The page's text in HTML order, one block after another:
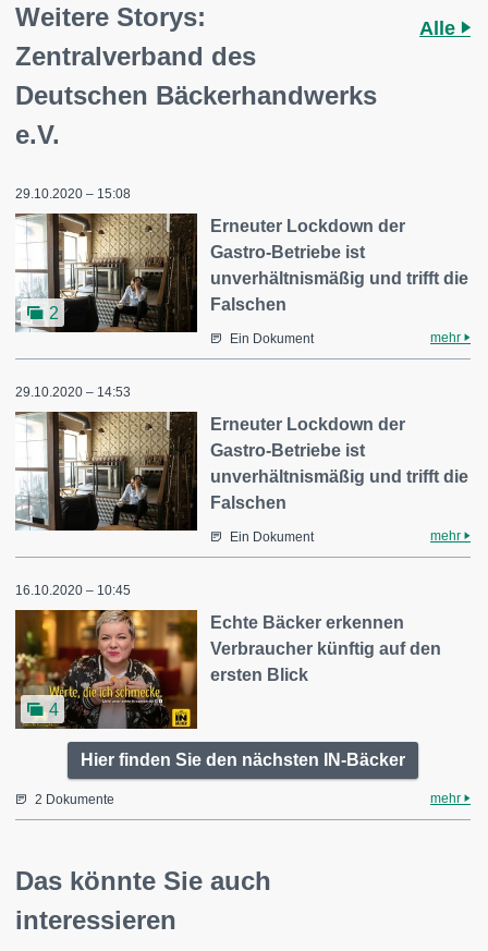
Weitere Storys:
Zentralverband des
Deutschen Bäckerhandwerks
e.V.
Alle
29.10.2020 – 15:08
2
Erneuter Lockdown der
Gastro-Betriebe ist
unverhältnismäßig und trifft die
Falschen
Ein Dokument mehr
29.10.2020 – 14:53
Erneuter Lockdown der
Gastro-Betriebe ist
unverhältnismäßig und trifft die
Falschen
Ein Dokument mehr
16.10.2020 – 10:45
4
Echte Bäcker erkennen
Verbraucher künftig auf den
ersten Blick
Hier finden Sie den nächsten IN-Bäcker
2 Dokumente mehr
Das könnte Sie auch
interessieren